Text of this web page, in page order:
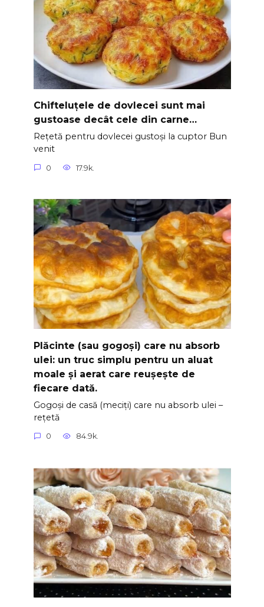
Chifteluțele de dovlecei sunt mai
gustoase decât cele din carne…
Rețetă pentru dovlecei gustoși la cuptor Bun
venit
0 17.9k.
Plăcinte (sau gogoși) care nu absorb
ulei: un truc simplu pentru un aluat
moale și aerat care reușește de
fiecare dată.
Gogoși de casă (meciți) care nu absorb ulei –
rețetă
0 84.9k.